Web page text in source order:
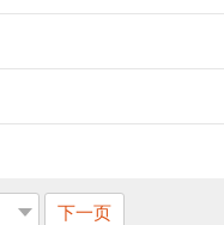
下一页